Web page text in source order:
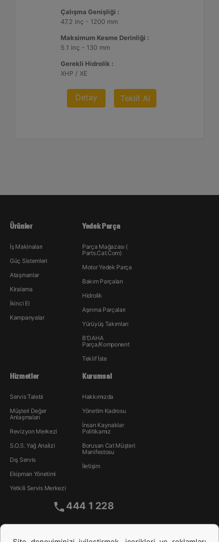
Çalışma Genişliği :
47.2 inç - 1200 mm
Maksimum Kesme Derinliği :
5.1 inç - 130 mm
Gerekli Hidrolik :
XHP / XE
Detay Teklif Al
Ürünler
İş Makinaları
Güç Sistemleri
Ataşmanlar
Kiralama
İkinci El
Kampanyalar
Yedek Parça
Parça Mağazası (
Parts.Cat.Com)
Motor Yedek Parça
Bakım Parçaları
Hidrolik
Aşınma Parçaları
Yürüyüş Takımları
B'DAHA
Parça/Komponent
Teklif İste
Hizmetler
Servis Talebi
Müşteri Değer
Anlaşmaları
Revizyon Merkezi
S.O.S. Yağ Analizi
Dış Servis
Ekipman Yönetimi
Yetkili Servis Merkezi
Kurumsal
Hakkımızda
Yönetim Kadrosu
İnsan Kaynakları
Politikamız
Borusan Cat Müşteri
Manifestosu
İletişim
444 1 228